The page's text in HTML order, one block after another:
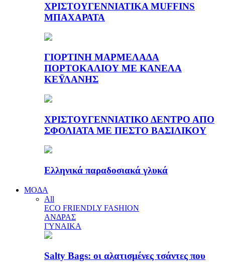
ΧΡΙΣΤΟΥΓΕΝΝΙΑΤΙΚΑ MUFFINS
ΜΠΑΧΑΡΑΤΑ
ΓΙΟΡΤΙΝΗ ΜΑΡΜΕΛΑΔΑ
ΠΟΡΤΟΚΑΛΙΟΥ ΜΕ ΚΑΝΕΛΑ
ΚΕΫΛΑΝΗΣ
ΧΡΙΣΤΟΥΓΕΝΝΙΑΤΙΚΟ ΔΕΝΤΡΟ ΑΠΟ
ΣΦΟΛΙΑΤΑ ΜΕ ΠΕΣΤΟ ΒΑΣΙΛΙΚΟΥ
Ελληνικά παραδοσιακά γλυκά
ΜΟΔΑ
All
ECO FRIENDLY FASHION
ΑΝΔΡΑΣ
ΓΥΝΑΙΚΑ
Salty Bags: οι αλατισμένες τσάντες που